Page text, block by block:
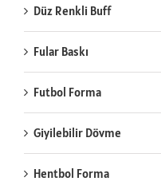
Düz Renkli Buff
Fular Baskı
Futbol Forma
Giyilebilir Dövme
Hentbol Forma